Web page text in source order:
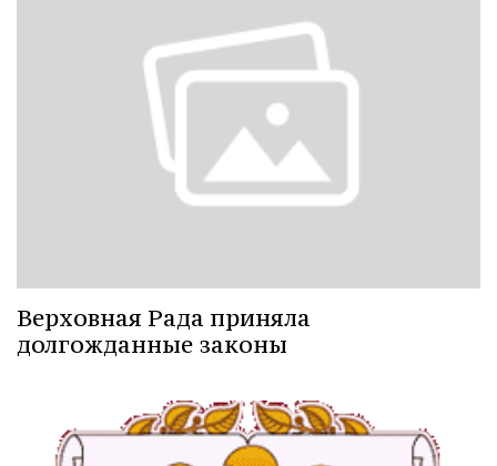
Верховная Рада приняла
долгожданные законы